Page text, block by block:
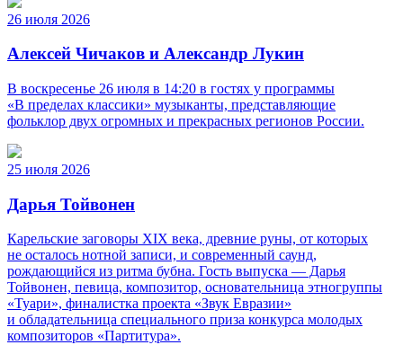
26 июля 2026
Алексей Чичаков и Александр Лукин
В воскресенье 26 июля в 14:20 в гостях у программы
«В пределах классики» музыканты, представляющие
фольклор двух огромных и прекрасных регионов России.
25 июля 2026
Дарья Тойвонен
Карельские заговоры XIX века, древние руны, от которых
не осталось нотной записи, и современный саунд,
рождающийся из ритма бубна. Гость выпуска — Дарья
Тойвонен, певица, композитор, основательница этногруппы
«Туари», финалистка проекта «Звук Евразии»
и обладательница специального приза конкурса молодых
композиторов «Партитура».